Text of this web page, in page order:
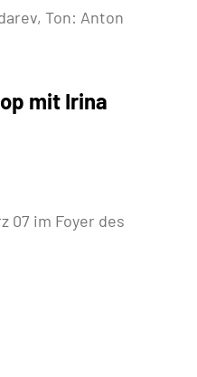
Ton: Anton
mit Irina
07 im Foyer des